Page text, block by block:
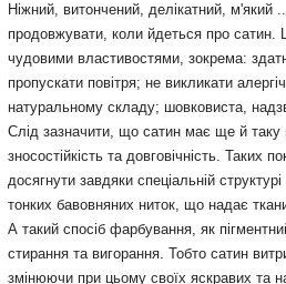
Ніжний, витончений, делікатний, м'який
продовжувати, коли йдеться про сатин.
чудовими властивостями, зокрема:
пропускати повітря; не викликати
натуральному складу; шовковиста,
Слід зазначити, що сатин має ще й таку
зносостійкість та довговічність. Таких
досягнути завдяки спеціальній
тонких бавовняних ниток, що надає
А такий спосіб фарбування, як
стирання та вигорання. Тобто сатин
змінюючи при цьому своїх яскравих та